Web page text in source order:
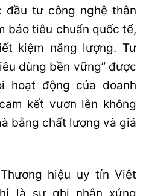
đầu tư công nghệ thân
bảo tiêu chuẩn quốc tế,
kiệm năng lượng. Tư
dùng bền vững” được
hoạt động của doanh
kết vươn lên không
bằng chất lượng và giá
hiệu uy tín Việt